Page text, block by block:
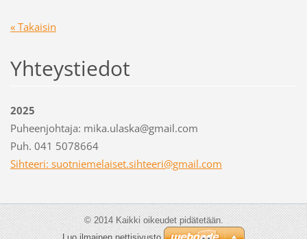
« Takaisin
Yhteystiedot
2025
Puheenjohtaja: mika.ulaska@gmail.com
Puh. 041 5078664
Sihteeri: suotniemelaiset.sihteeri@gmail.com
© 2014 Kaikki oikeudet pidätetään.